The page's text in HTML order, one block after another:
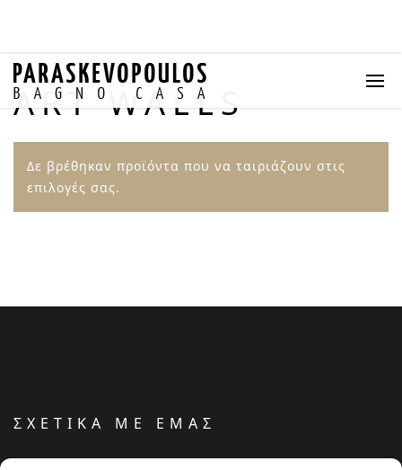
ART WALLS
Δε βρέθηκαν προϊόντα που να ταιριάζουν στις
επιλογές σας.
ΣΧΕΤΙΚΑ ΜΕ ΕΜΑΣ